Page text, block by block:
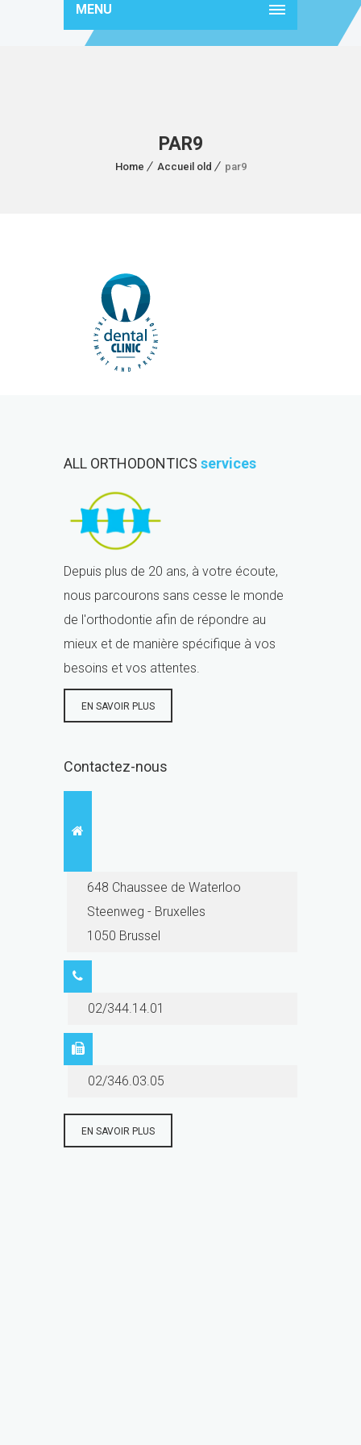
MENU
PAR9
Home Accueil old par9
ALL ORTHODONTICS services
Depuis plus de 20 ans, à votre écoute,
nous parcourons sans cesse le monde
de l'orthodontie afin de répondre au
mieux et de manière spécifique à vos
besoins et vos attentes.
EN SAVOIR PLUS
Contactez-nous
648 Chaussee de Waterloo
Steenweg - Bruxelles
1050 Brussel
02/344.14.01
02/346.03.05
EN SAVOIR PLUS